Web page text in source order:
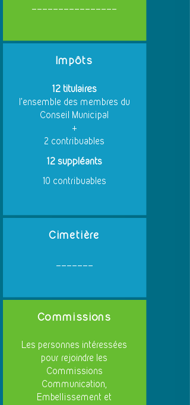
________________
Impôts
12 titulaires
l'ensemble des membres du
Conseil Municipal
+
2 contribuables
12 suppléants
10 contribuables
Cimetière
_______
Commissions
Les personnes intéressées
pour rejoindre les
Commissions
Communication,
Embellissement et